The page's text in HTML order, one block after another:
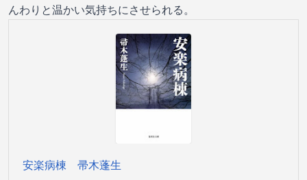
んわりと温かい気持ちにさせられる。
安楽病棟 帚木蓬生